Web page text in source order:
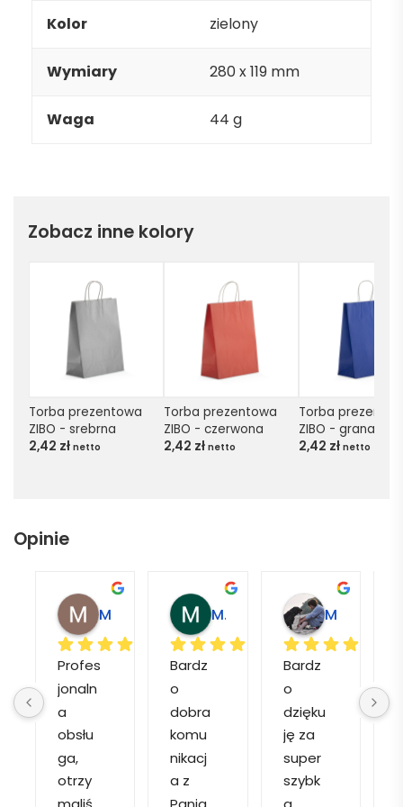
Kolor zielony
Wymiary 280 x 119 mm
Waga 44 g
Zobacz inne kolory
Torba prezentowa
ZIBO - srebrna
2,42 zł netto
Torba prezentowa
ZIBO - czerwona
2,42 zł netto
Torba
ZIBO -
2,42 zł netto
Opinie
Profes
jonaln
a
obsłu
ga,
otrzy
Marcin M.
Bardz
o
dobra
komu
nikacj
a z
Bardz
o
dzięku
ję za
super
szybk